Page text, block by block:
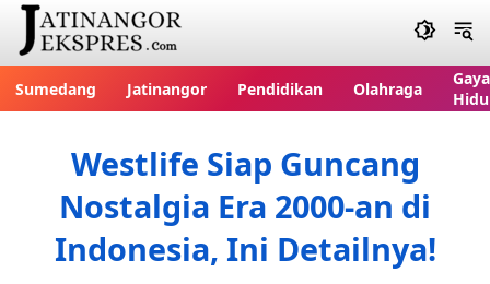
Sumedang Jatinangor Pendidikan Olahraga
Gaya
Westlife Siap Guncang
Nostalgia Era 2000-an di
Indonesia, Ini Detailnya!